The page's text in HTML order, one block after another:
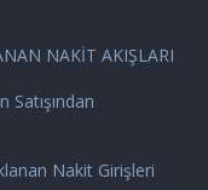
NAKİT AKIŞLARI
Satışından
Nakit Girişleri